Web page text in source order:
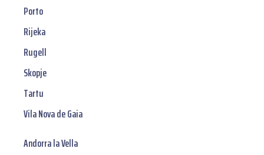
Porto
Rijeka
Rugell
Skopje
Tartu
Vila Nova de Gaia
Andorra la Vella